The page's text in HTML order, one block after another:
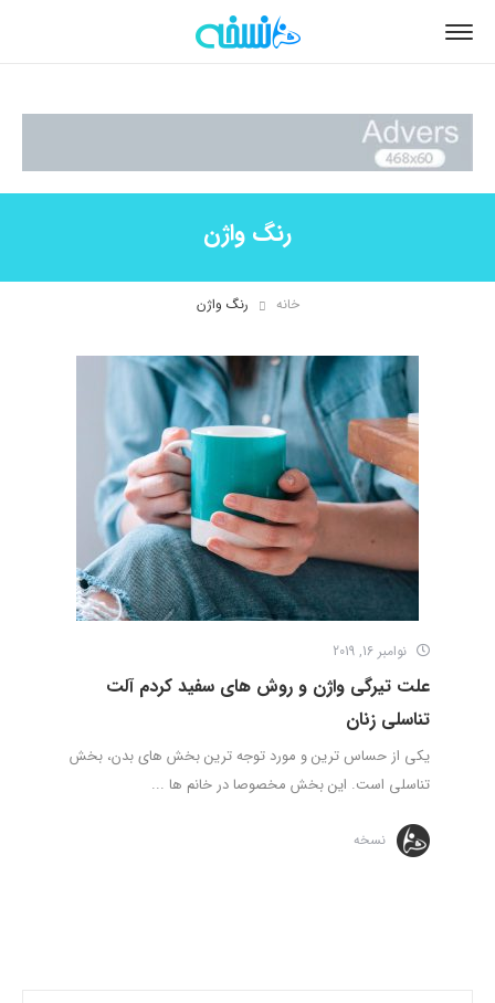
رنگ واژن
خانه رنگ واژن
نوامبر 16, 2019
علت تیرگی واژن و روش های سفید کردم آلت
تناسلی زنان
یکی از حساس ترین و مورد توجه ترین بخش های بدن، بخش
تناسلی است. این بخش مخصوصا در خانم ها ...
نسخه